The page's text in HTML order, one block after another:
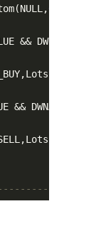
&& DWNArrow
&& DWNArrow !=